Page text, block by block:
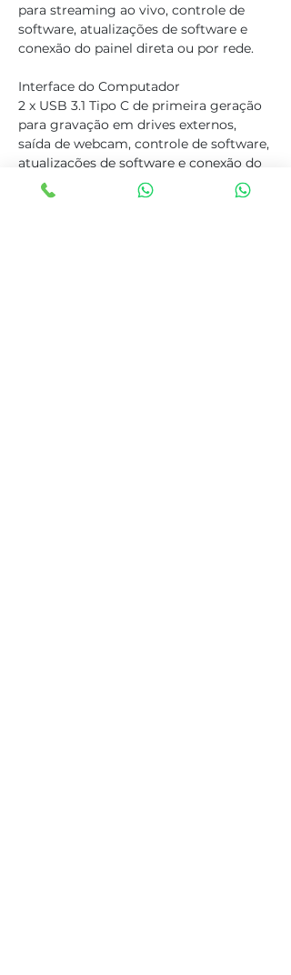
para streaming ao vivo, controle de
software, atualizações de software e
conexão do painel direta ou por rede.
Interface do Computador
2 x USB 3.1 Tipo C de primeira geração
para gravação em drives externos,
saída de webcam, controle de software,
atualizações de software e conexão do
painel.